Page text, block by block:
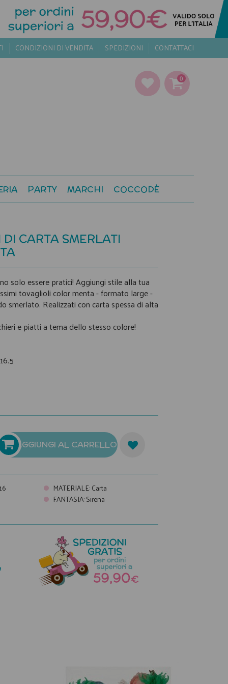
CONDIZIONI DI VENDITA SPEDIZIONI CONTATTACI
0
PARTY MARCHI COCCODÈ
CARTA SMERLATI
solo essere pratici! Aggiungi stile alla tua
tovaglioli color menta - formato large -
smerlato. Realizzati con carta spessa di alta
e piatti a tema dello stesso colore!
AGGIUNGI AL CARRELLO
MATERIALE:Carta
FANTASIA:Sirena